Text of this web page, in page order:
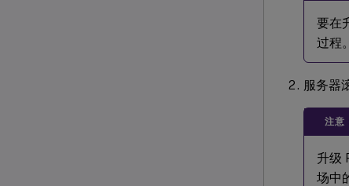
要在
过程
服务器
注意
升级
场中